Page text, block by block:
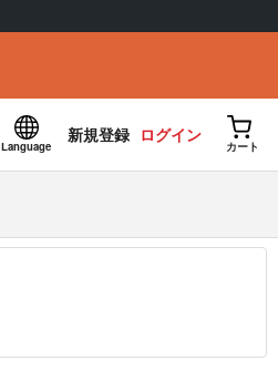
Language
新規登録 ログイン
カート